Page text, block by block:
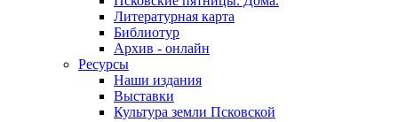
Литературная карта
Библиотур
Архив - онлайн
Ресурсы
Наши издания
Выставки
Культура земли Псковской